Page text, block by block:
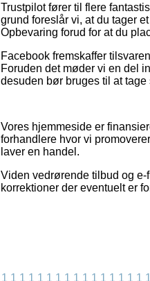
Trustpilot fører til flere
grund foreslår vi, at du tager
Opbevaring forud for at du
Facebook fremskaffer
Foruden det møder vi en del
desuden bør bruges til at
Vores hjemmeside er
forhandlere hvor vi
laver en handel.
Viden vedrørende tilbud og
korrektioner der eventuelt er
1 1 1 1 1 1 1 1 1 1 1 1 1 1 1 1 1